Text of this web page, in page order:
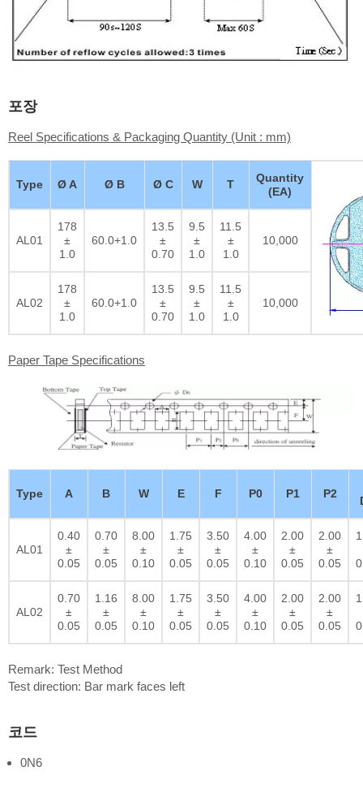
포장
Reel Specifications & Packaging Quantity (Unit : mm)
Type Ø A Ø B Ø C W T
Quantity
(EA)
AL01
178
±
1.0
60.0+1.0
13.5
±
0.70
9.5
±
1.0
11.5
±
1.0
10,000
AL02
178
±
1.0
60.0+1.0
13.5
±
0.70
9.5
±
1.0
11.5
±
1.0
10,000
Paper Tape Specifications
Type A B W E F P0 P1 P2
AL01
0.40
±
0.05
0.70
±
0.05
8.00
±
0.10
1.75
±
0.05
3.50
±
0.05
4.00
±
0.10
2.00
±
0.05
2.00
±
0.05
AL02
0.70
±
0.05
1.16
±
0.05
8.00
±
0.10
1.75
±
0.05
3.50
±
0.05
4.00
±
0.10
2.00
±
0.05
2.00
±
0.05
Remark: Test Method
Test direction: Bar mark faces left
코드
0N6